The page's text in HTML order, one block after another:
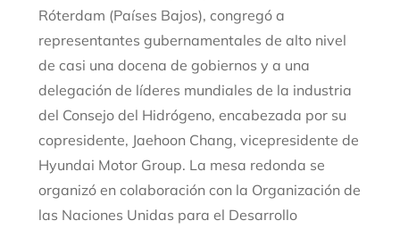
Róterdam (Países Bajos), congregó a
representantes gubernamentales de alto nivel
de casi una docena de gobiernos y a una
delegación de líderes mundiales de la industria
del Consejo del Hidrógeno, encabezada por su
copresidente, Jaehoon Chang, vicepresidente de
Hyundai Motor Group. La mesa redonda se
organizó en colaboración con la Organización de
las Naciones Unidas para el Desarrollo